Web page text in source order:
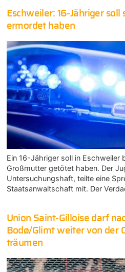
Eschweiler: 16-Jähriger soll
ermordet haben
Ein 16-Jähriger soll in Eschweiler
Großmutter getötet haben. Der
Untersuchungshaft, teilte eine
Staatsanwaltschaft mit. Der
Union Saint-Gilloise darf
Bodø/Glimt weiter von der
träumen